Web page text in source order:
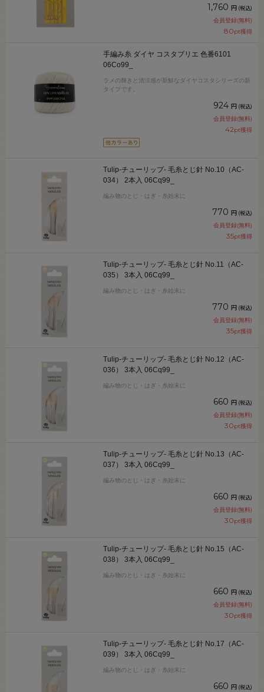
1,760 円 (税込)
会員登録(無料)
80pt獲得
手編み糸 ダイヤ コスタブリエ 色番6101
06Co99_
ラメの輝きと清涼感が新鮮なダイヤコスタシリーズの新
タイプです。
924 円 (税込)
会員登録(無料)
42pt獲得
Tulip-チューリップ- 毛糸とじ針 No.10（AC-
034） 2本入 06Cq99_
編み物のとじ・はぎ・糸始末に
770 円 (税込)
会員登録(無料)
35pt獲得
Tulip-チューリップ- 毛糸とじ針 No.11（AC-
035） 3本入 06Cq99_
編み物のとじ・はぎ・糸始末に
770 円 (税込)
会員登録(無料)
35pt獲得
Tulip-チューリップ- 毛糸とじ針 No.12（AC-
036） 3本入 06Cq99_
編み物のとじ・はぎ・糸始末に
660 円 (税込)
会員登録(無料)
30pt獲得
Tulip-チューリップ- 毛糸とじ針 No.13（AC-
037） 3本入 06Cq99_
編み物のとじ・はぎ・糸始末に
660 円 (税込)
会員登録(無料)
30pt獲得
Tulip-チューリップ- 毛糸とじ針 No.15（AC-
038） 3本入 06Cq99_
編み物のとじ・はぎ・糸始末に
660 円 (税込)
会員登録(無料)
30pt獲得
Tulip-チューリップ- 毛糸とじ針 No.17（AC-
039） 3本入 06Cq99_
編み物のとじ・はぎ・糸始末に
660 円 (税込)